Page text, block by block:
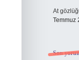
At
Temmuz
Son